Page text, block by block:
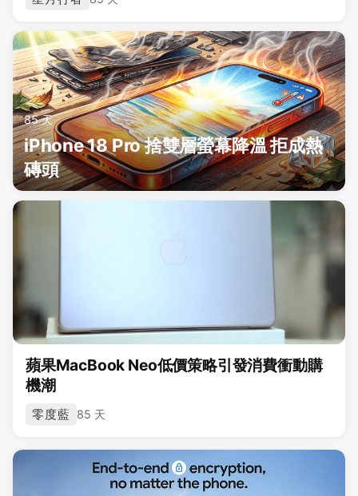
85 天
iPhone 18 Pro 捨雙層螢幕降溫 拒成熱
磚頭
蘋果MacBook Neo低價策略引發消費衝動購
機潮
零度藍 85 天